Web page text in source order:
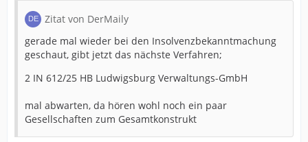
Zitat von DerMaily
gerade mal wieder bei den Insolvenzbekanntmachung
geschaut, gibt jetzt das nächste Verfahren;
2 IN 612/25 HB Ludwigsburg Verwaltungs-GmbH
mal abwarten, da hören wohl noch ein paar
Gesellschaften zum Gesamtkonstrukt